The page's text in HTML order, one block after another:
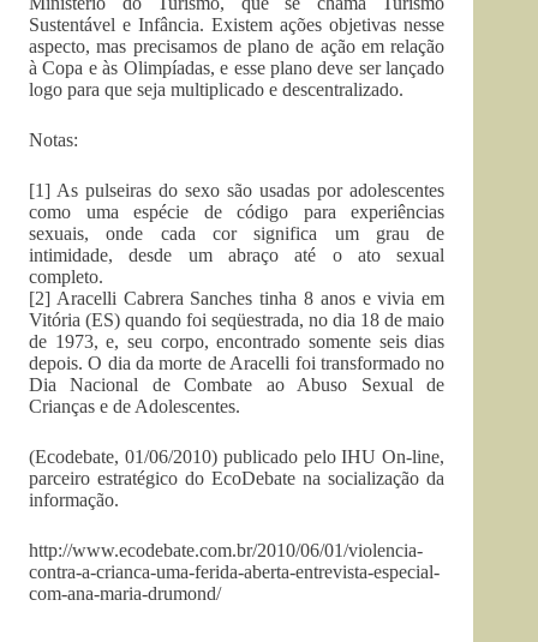
Sustentável e Infância. Existem ações objetivas nesse
aspecto, mas precisamos de plano de ação em relação
à Copa e às Olimpíadas, e esse plano deve ser lançado
logo para que seja multiplicado e descentralizado.
Notas:
[1] As pulseiras do sexo são usadas por adolescentes
como uma espécie de código para experiências
sexuais, onde cada cor significa um grau de
intimidade, desde um abraço até o ato sexual
completo.
[2] Aracelli Cabrera Sanches tinha 8 anos e vivia em
Vitória (ES) quando foi seqüestrada, no dia 18 de maio
de 1973, e, seu corpo, encontrado somente seis dias
depois. O dia da morte de Aracelli foi transformado no
Dia Nacional de Combate ao Abuso Sexual de
Crianças e de Adolescentes.
(Ecodebate, 01/06/2010) publicado pelo IHU On-line,
parceiro estratégico do EcoDebate na socialização da
informação.
http://www.ecodebate.com.br/2010/06/01/violencia-
contra-a-crianca-uma-ferida-aberta-entrevista-especial-
com-ana-maria-drumond/